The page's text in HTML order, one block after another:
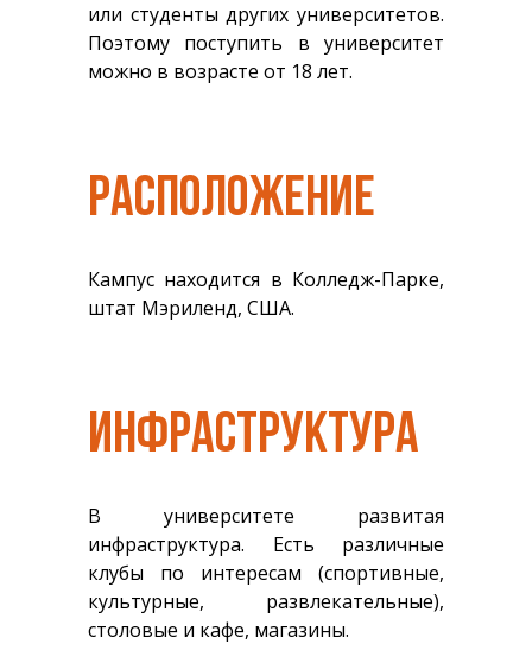
или студенты других университетов.
Поэтому поступить в университет
можно в возрасте от 18 лет.
РАСПОЛОЖЕНИЕ
Кампус находится в Колледж-Парке,
штат Мэриленд, США.
ИНФРАСТРУКТУРА
В университете развитая
инфраструктура. Есть различные
клубы по интересам (спортивные,
культурные, развлекательные),
столовые и кафе, магазины.